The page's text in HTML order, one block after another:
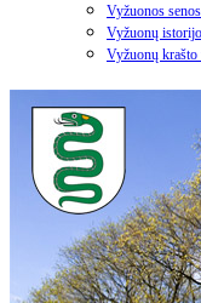
Vyžuonos
Vyžuonų
Vyžuonų